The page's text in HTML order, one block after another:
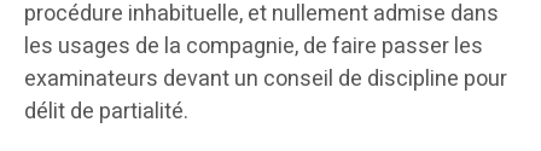
procédure inhabituelle, et nullement admise dans
les usages de la compagnie, de faire passer les
examinateurs devant un conseil de discipline pour
délit de partialité.